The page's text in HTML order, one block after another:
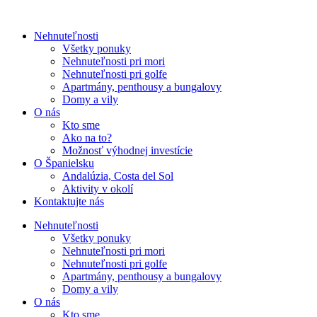
Nehnuteľnosti
Všetky ponuky
Nehnuteľnosti pri mori
Nehnuteľnosti pri golfe
Apartmány, penthousy a bungalovy
Domy a vily
O nás
Kto sme
Ako na to?
Možnosť výhodnej investície
O Španielsku
Andalúzia, Costa del Sol
Aktivity v okolí
Kontaktujte nás
Nehnuteľnosti
Všetky ponuky
Nehnuteľnosti pri mori
Nehnuteľnosti pri golfe
Apartmány, penthousy a bungalovy
Domy a vily
O nás
Kto sme